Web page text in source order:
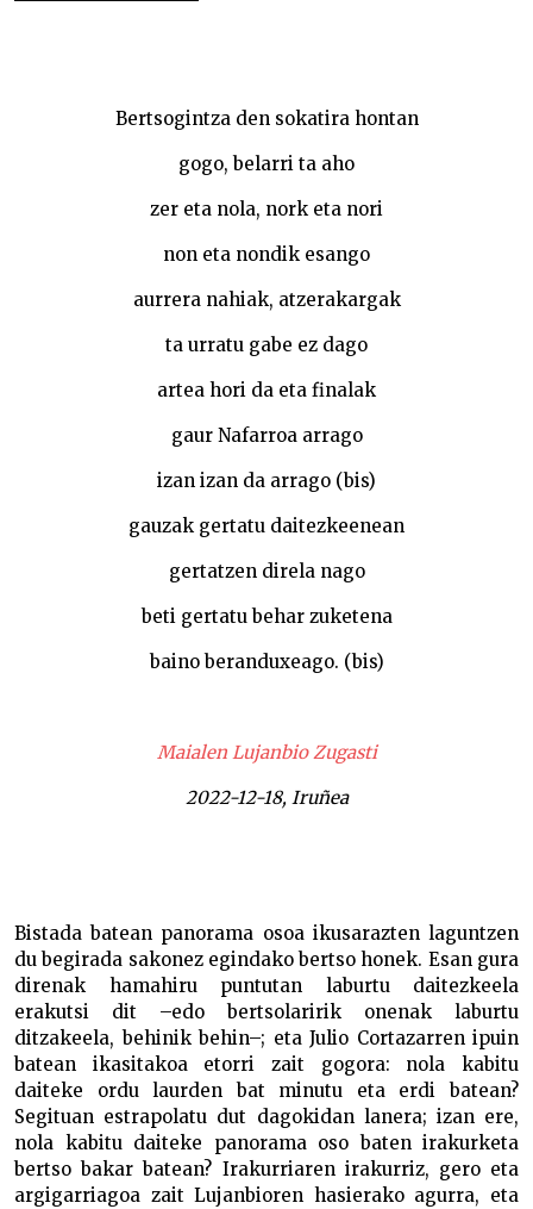
Bertsogintza den sokatira hontan
gogo, belarri ta aho
zer eta nola, nork eta nori
non eta nondik esango
aurrera nahiak, atzerakargak
ta urratu gabe ez dago
artea hori da eta finalak
gaur Nafarroa arrago
izan izan da arrago (bis)
gauzak gertatu daitezkeenean
gertatzen direla nago
beti gertatu behar zuketena
baino beranduxeago. (bis)
Maialen Lujanbio Zugasti
2022-12-18, Iruñea
Bistada batean panorama osoa ikusarazten laguntzen
du begirada sakonez egindako bertso honek. Esan gura
direnak hamahiru puntutan laburtu daitezkeela
erakutsi dit –edo bertsolaririk onenak laburtu
ditzakeela, behinik behin–; eta Julio Cortazarren ipuin
batean ikasitakoa etorri zait gogora: nola kabitu
daiteke ordu laurden bat minutu eta erdi batean?
Segituan estrapolatu dut dagokidan lanera; izan ere,
nola kabitu daiteke panorama oso baten irakurketa
bertso bakar batean? Irakurriaren irakurriz, gero eta
argigarriagoa zait Lujanbioren hasierako agurra, eta